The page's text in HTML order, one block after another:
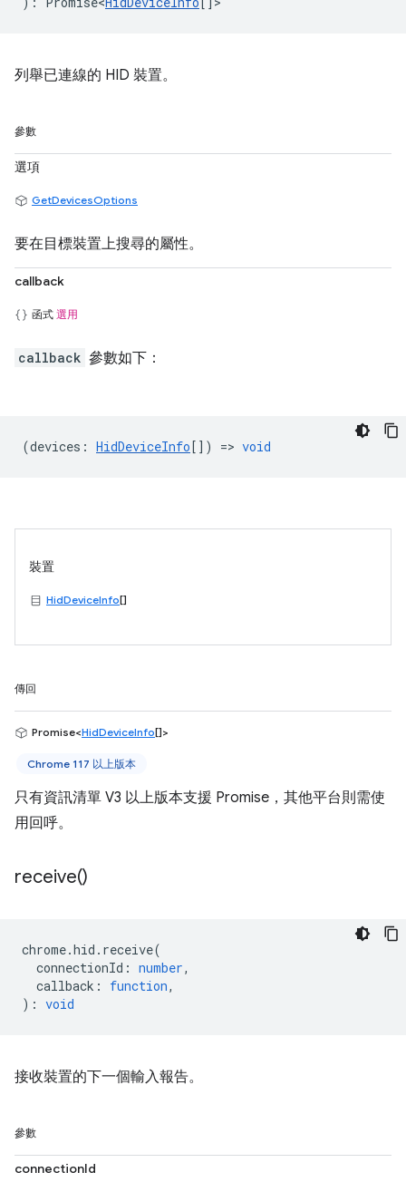
列舉已連線的 HID 裝置。
參數
選項
GetDevicesOptions
要在目標裝置上搜尋的屬性。
callback
函式 選用
callback 參數如下：
(devices : HidDeviceInfo[]) => void
裝置
HidDeviceInfo[]
傳回
Promise<HidDeviceInfo[]>
Chrome 117 以上版本
只有資訊清單 V3 以上版本支援 Promise，其他平台則需使
用回呼。
receive()
chrome.hid . receive(
connectionId : number,
callback : function,
) : void
接收裝置的下一個輸入報告。
參數
connectionId